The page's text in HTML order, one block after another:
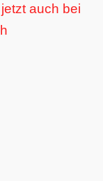
auch bei